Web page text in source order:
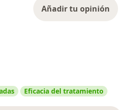
Añadir tu opinión
Eficacia del tratamiento